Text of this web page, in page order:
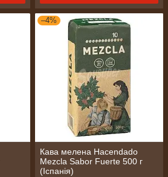
–4%
Кава мелена Hacendado
Mezcla Sabor Fuerte 500 г
(Іспанія)